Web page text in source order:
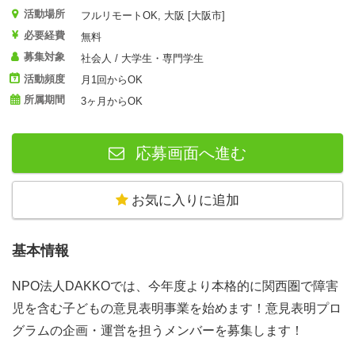
活動場所
フルリモートOK, 大阪 [大阪市]
必要経費
無料
募集対象
社会人 / 大学生・専門学生
活動頻度
月1回からOK
所属期間
3ヶ月からOK
応募画面へ進む
お気に入りに追加
基本情報
NPO法人DAKKOでは、今年度より本格的に関西圏で障害
児を含む子どもの意見表明事業を始めます！意見表明プロ
グラムの企画・運営を担うメンバーを募集します！